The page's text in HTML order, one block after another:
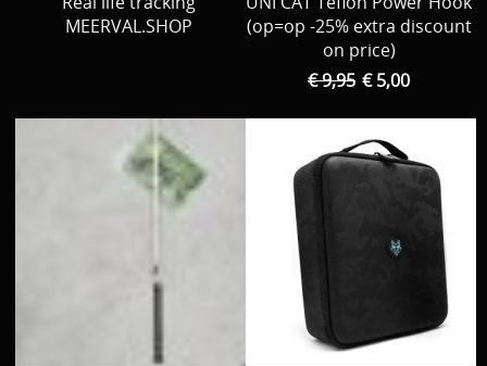
MEERVAL.SHOP
(op=op -25% extra discount
on price)
€ 9,95 € 5,00